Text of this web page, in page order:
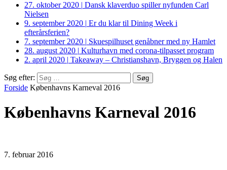
27. oktober 2020 | Dansk klaverduo spiller nyfunden Carl
Nielsen
9. september 2020 | Er du klar til Dining Week i
efterårsferien?
7. september 2020 | Skuespilhuset genåbner med ny Hamlet
28. august 2020 | Kulturhavn med corona-tilpasset program
2. april 2020 | Takeaway – Christianshavn, Bryggen og Halen
Søg efter:
Forside Københavns Karneval 2016
Københavns Karneval 2016
7. februar 2016